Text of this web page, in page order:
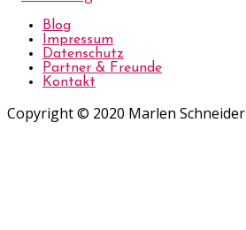
Blog
Impressum
Datenschutz
Partner & Freunde
Kontakt
Copyright © 2020 Marlen Schneider